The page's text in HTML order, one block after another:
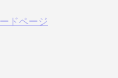
ドページ